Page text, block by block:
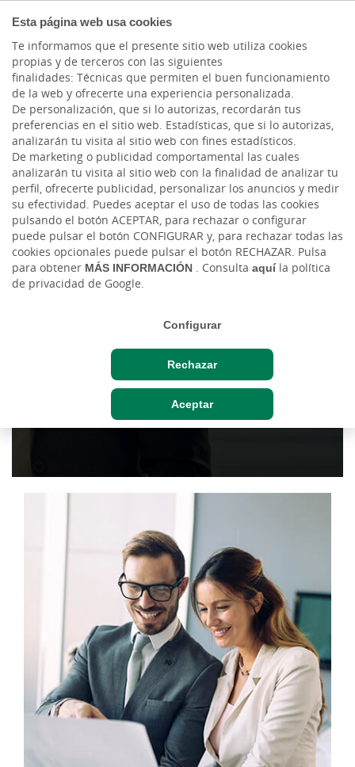
Esta página web usa cookies
Te informamos que el presente sitio web utiliza cookies
propias y de terceros con las siguientes
finalidades: Técnicas que permiten el buen funcionamiento
de la web y ofrecerte una experiencia personalizada.
De personalización, que si lo autorizas, recordarán tus
preferencias en el sitio web. Estadísticas, que si lo autorizas,
analizarán tu visita al sitio web con fines estadísticos.
De marketing o publicidad comportamental las cuales
analizarán tu visita al sitio web con la finalidad de analizar tu
perfil, ofrecerte publicidad, personalizar los anuncios y medir
su efectividad. Puedes aceptar el uso de todas las cookies
pulsando el botón ACEPTAR, para rechazar o configurar
puede pulsar el botón CONFIGURAR y, para rechazar todas las
cookies opcionales puede pulsar el botón RECHAZAR. Pulsa
para obtener MÁS INFORMACIÓN . Consulta aquíla política
de privacidad de Google.
Configurar
Rechazar
Aceptar
Cargando contenido, por favor espere...
HACER CRECER MI EMPRESA
Tu empresa está lista para
despegar y nosotros te
ayudamos
Ponemos en tu mano todas las
herramientas que necesitas para
hacerla crecer.
Solicitar asesoramiento